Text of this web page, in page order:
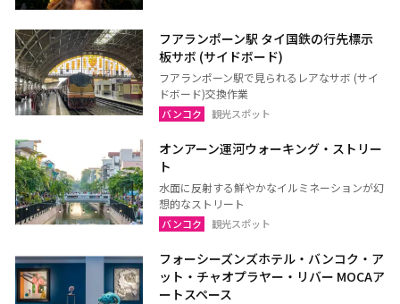
フアランポーン駅 タイ国鉄の行先標示
板サボ (サイドボード)
フアランポーン駅で見られるレアなサボ (サイ
ドボード)交換作業
バンコク 観光スポット
オンアーン運河ウォーキング・ストリー
ト
水面に反射する鮮やかなイルミネーションが幻
想的なストリート
バンコク 観光スポット
フォーシーズンズホテル・バンコク・ア
ット・チャオプラヤー・リバー MOCAア
ートスペース